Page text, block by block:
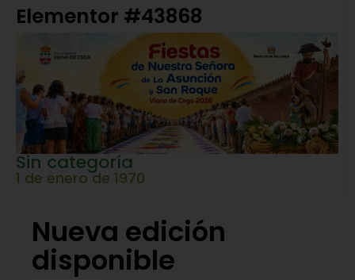
Elementor #43868
Sin categoría
1 de enero de 1970
Nueva edición
disponible